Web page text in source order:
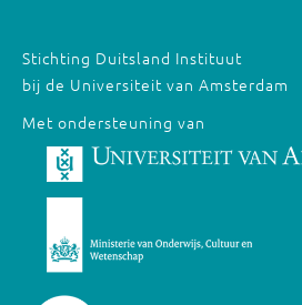
Stichting Duitsland Instituut
bij de Universiteit van Amsterdam
Met ondersteuning van